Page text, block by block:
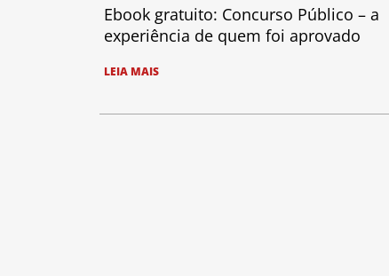
Ebook gratuito: Concurso Público – a
experiência de quem foi aprovado
LEIA MAIS